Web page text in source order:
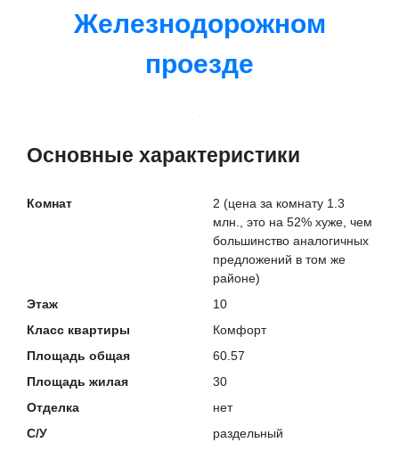
Железнодорожном
проезде
Основные характеристики
Комнат 2 (цена за комнату 1.3
млн., это на 52% хуже , чем
большинство аналогичных
предложений в том же
районе)
Этаж
10
Класс квартиры
Комфорт
Площадь общая
60.57
Площадь жилая
30
Отделка
нет
С/У
раздельный